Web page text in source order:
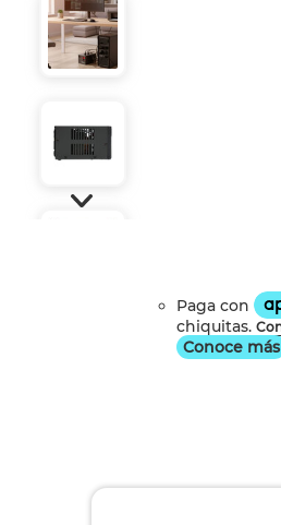
Conoce más